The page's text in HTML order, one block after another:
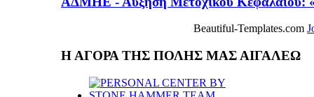
Beautiful-Templates.com
Η ΑΓΟΡΑ ΤΗΣ ΠΟΛΗΣ ΜΑΣ ΑΙΓΑΛΕΩ